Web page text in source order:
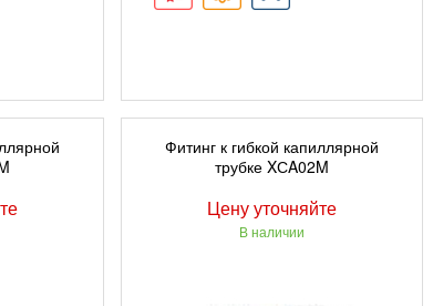
ПОДРОБНЕЕ
Фитинг к гибкой капиллярной
трубке XСA02M
Цену уточняйте
В наличии